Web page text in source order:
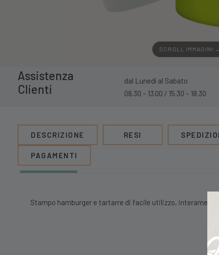
SCROLL IMMAGINI →
Assistenza
Clienti
dal Lunedì al Sabato
08.30 – 13.00 / 15.30 – 18.30
DESCRIZIONE RESI
PAGAMENTI
Stampo hamburger e tartarre di facile utilizzo, interamente